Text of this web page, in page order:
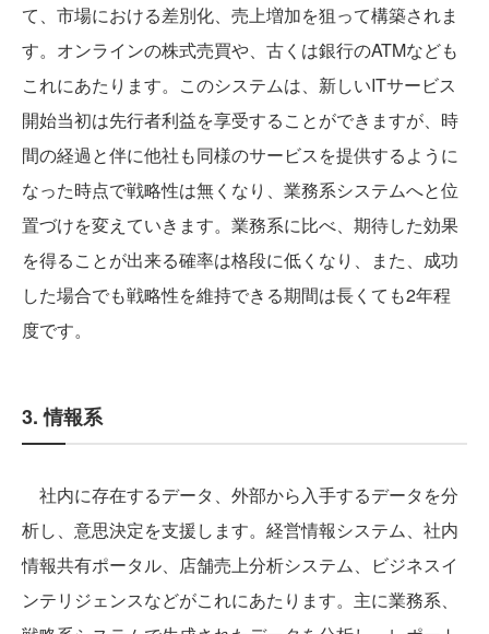
て、市場における差別化、売上増加を狙って構築されま
す。オンラインの株式売買や、古くは銀行のATMなども
これにあたります。このシステムは、新しいITサービス
開始当初は先行者利益を享受することができますが、時
間の経過と伴に他社も同様のサービスを提供するように
なった時点で戦略性は無くなり、業務系システムへと位
置づけを変えていきます。業務系に比べ、期待した効果
を得ることが出来る確率は格段に低くなり、また、成功
した場合でも戦略性を維持できる期間は長くても2年程
度です。
3. 情報系
社内に存在するデータ、外部から入手するデータを分
析し、意思決定を支援します。経営情報システム、社内
情報共有ポータル、店舗売上分析システム、ビジネスイ
ンテリジェンスなどがこれにあたります。主に業務系、